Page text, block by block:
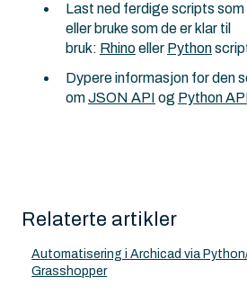
Last ned ferdige scripts som
eller bruke som de er klar til
bruk: Rhinoeller Python
Dypere informasjon for den
omJSON API og Python
Relaterte artikler
Automatisering i Archicad via
Grasshopper